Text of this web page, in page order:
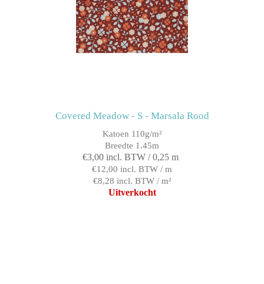
Covered Meadow - S - Marsala Rood
Katoen 110g/m²
Breedte 1.45m
€3,00 incl. BTW / 0,25 m
€12,00 incl. BTW / m
€8,28 incl. BTW / m²
Uitverkocht